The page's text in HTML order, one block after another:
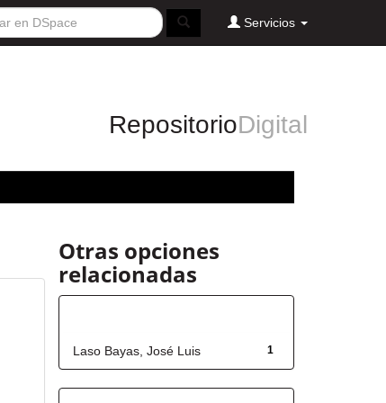
Servicios
RepositorioDigital
Otras opciones
relacionadas
1
Laso Bayas, José Luis